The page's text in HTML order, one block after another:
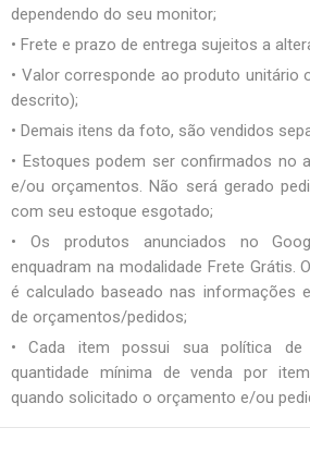
dependendo do seu monitor;
• Frete e prazo de entrega sujeitos a
• Valor corresponde ao produto unitário
descrito);
• Demais itens da foto, são vendidos
• Estoques podem ser confirmados no
e/ou orçamentos. Não será gerado
com seu estoque esgotado;
• Os produtos anunciados no
enquadram na modalidade Frete Grátis.
é calculado baseado nas informações
de orçamentos/pedidos;
• Cada item possui sua política de
quantidade mínima de venda por
quando solicitado o orçamento e/ou